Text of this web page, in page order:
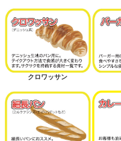
クロワッサン